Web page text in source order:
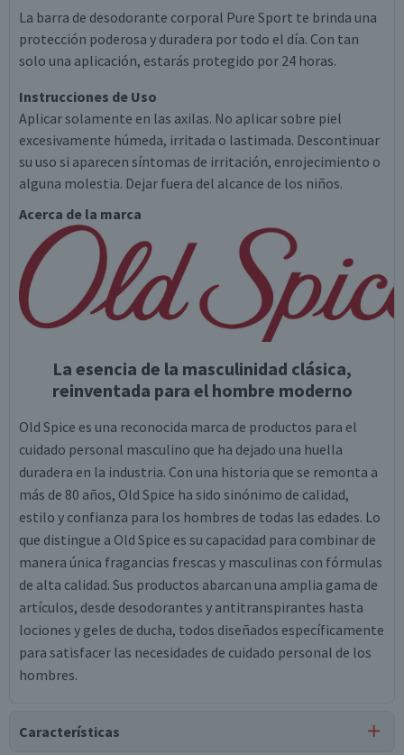
La barra de desodorante corporal Pure Sport te brinda una
protección poderosa y duradera por todo el día. Con tan
solo una aplicación, estarás protegido por 24 horas.
Instrucciones de Uso
Aplicar solamente en las axilas. No aplicar sobre piel
excesivamente húmeda, irritada o lastimada. Descontinuar
su uso si aparecen síntomas de irritación, enrojecimiento o
alguna molestia. Dejar fuera del alcance de los niños.
Acerca de la marca
La esencia de la masculinidad clásica,
reinventada para el hombre moderno
Old Spice es una reconocida marca de productos para el
cuidado personal masculino que ha dejado una huella
duradera en la industria. Con una historia que se remonta a
más de 80 años, Old Spice ha sido sinónimo de calidad,
estilo y confianza para los hombres de todas las edades. Lo
que distingue a Old Spice es su capacidad para combinar de
manera única fragancias frescas y masculinas con fórmulas
de alta calidad. Sus productos abarcan una amplia gama de
artículos, desde desodorantes y antitranspirantes hasta
lociones y geles de ducha, todos diseñados específicamente
para satisfacer las necesidades de cuidado personal de los
hombres.
Características